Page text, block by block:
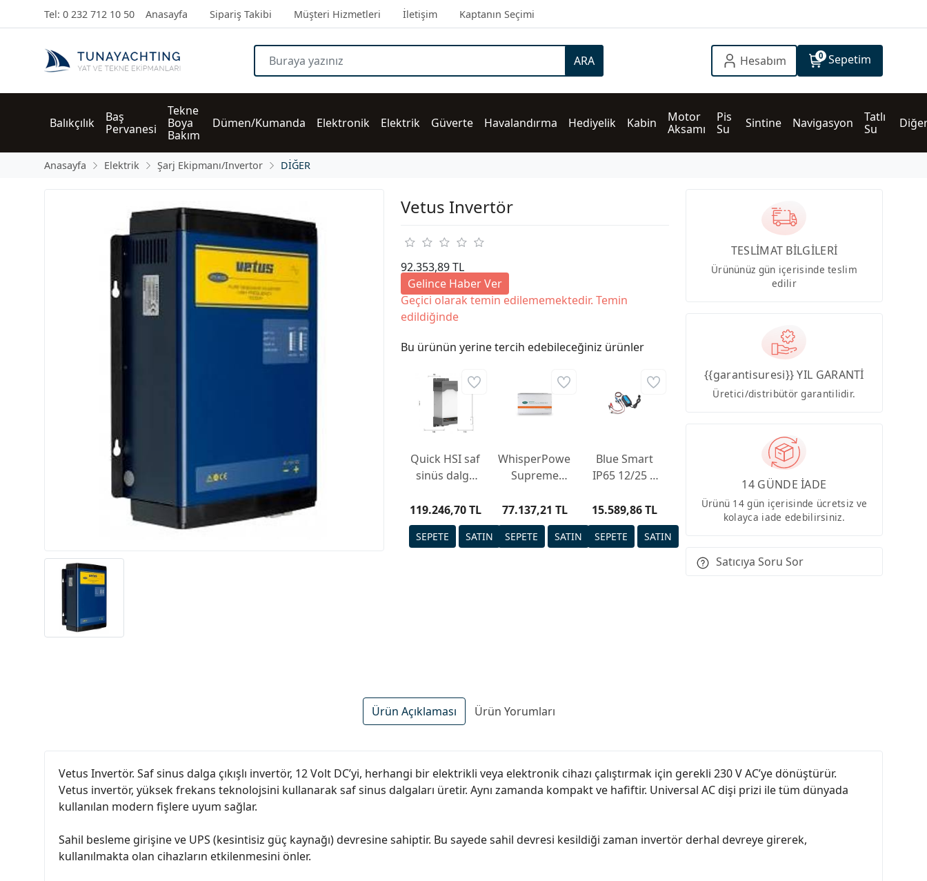
Tel: 0 232 712 10 50 Anasayfa Sipariş Takibi Müşteri Hizmetleri İletişim Kaptanın Seçimi
ARA Hesabım 0 Sepetim
Balıkçılık
Baş
Pervanesi
Tekne
Boya
Bakım
Dümen/Kumanda Elektronik Elektrik Güverte Havalandırma Hediyelik Kabin
Motor
Aksamı
Pis
Su
Sintine Navigasyon
Tatlı
Su
Anasayfa Elektrik Şarj Ekipmanı/Invertor DİĞER
Vetus Invertör
92.353,89 TL
Gelince Haber Ver
Geçici olarak temin edilememektedir. Temin
edildiğinde
Bu ürünün yerine tercih edebileceğiniz ürünler
Quick HSI saf
sinüs dalga
119.246,70 TL
WhisperPower
Supreme
3000W - 50A
77.137,21 TL
Blue Smart
IP65 12/25 +
Akü Şarj
Cihazı
15.589,86 TL
TESLİMAT BİLGİLERİ
Ürününüz gün içerisinde teslim
edilir
{{garantisuresi}} YIL GARANTİ
Üretici/distribütör garantilidir.
14 GÜNDE İADE
Ürünü 14 gün içerisinde ücretsiz ve
kolayca iade edebilirsiniz.
Satıcıya Soru Sor
Ürün Açıklaması Ürün Yorumları
Vetus Invertör. Saf sinus dalga çıkışlı invertör, 12 Volt DC’yi, herhangi bir elektrikli veya elektronik cihazı çalıştırmak için gerekli 230 V AC’ye dönüştürür.
Vetus invertör, yüksek frekans teknolojsini kullanarak saf sinus dalgaları üretir. Aynı zamanda kompakt ve hafiftir. Universal AC dişi prizi ile tüm dünyada
kullanılan modern fişlere uyum sağlar.
Sahil besleme girişine ve UPS (kesintisiz güç kaynağı) devresine sahiptir. Bu sayede sahil devresi kesildiği zaman invertör derhal devreye girerek,
kullanılmakta olan cihazların etkilenmesini önler.